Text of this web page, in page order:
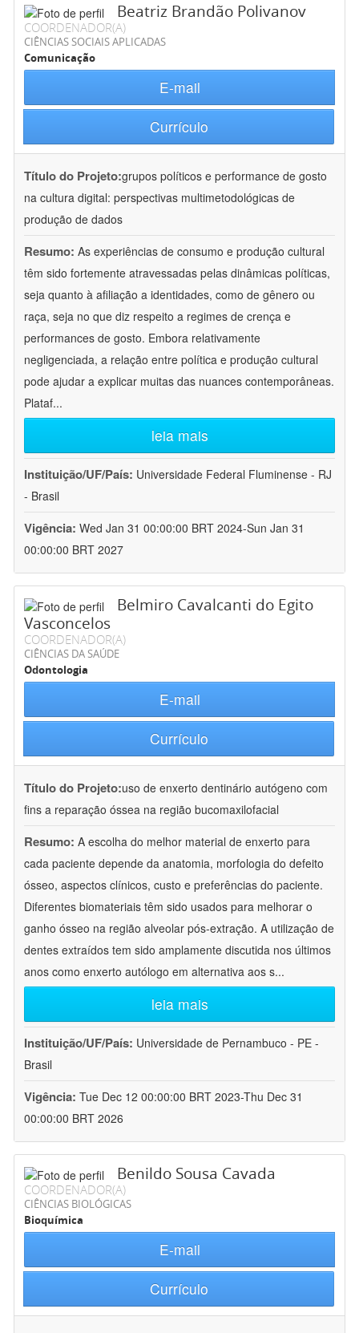
Beatriz Brandão Polivanov
COORDENADOR(A)
CIÊNCIAS SOCIAIS APLICADAS
Comunicação
E-mail
Currículo
Título do Projeto:grupos políticos e performance de gosto
na cultura digital: perspectivas multimetodológicas de
produção de dados
Resumo: As experiências de consumo e produção cultural
têm sido fortemente atravessadas pelas dinâmicas políticas,
seja quanto à afiliação a identidades, como de gênero ou
raça, seja no que diz respeito a regimes de crença e
performances de gosto. Embora relativamente
negligenciada, a relação entre política e produção cultural
pode ajudar a explicar muitas das nuances contemporâneas.
Plataf...
leia mais
Instituição/UF/País: Universidade Federal Fluminense - RJ
- Brasil
Vigência: Wed Jan 31 00:00:00 BRT 2024-Sun Jan 31
00:00:00 BRT 2027
Belmiro Cavalcanti do Egito
Vasconcelos
COORDENADOR(A)
CIÊNCIAS DA SAÚDE
Odontologia
E-mail
Currículo
Título do Projeto:uso de enxerto dentinário autógeno com
fins a reparação óssea na região bucomaxilofacial
Resumo: A escolha do melhor material de enxerto para
cada paciente depende da anatomia, morfologia do defeito
ósseo, aspectos clínicos, custo e preferências do paciente.
Diferentes biomateriais têm sido usados para melhorar o
ganho ósseo na região alveolar pós-extração. A utilização de
dentes extraídos tem sido amplamente discutida nos últimos
anos como enxerto autólogo em alternativa aos s...
leia mais
Instituição/UF/País: Universidade de Pernambuco - PE -
Brasil
Vigência: Tue Dec 12 00:00:00 BRT 2023-Thu Dec 31
00:00:00 BRT 2026
Benildo Sousa Cavada
COORDENADOR(A)
CIÊNCIAS BIOLÓGICAS
Bioquímica
E-mail
Currículo